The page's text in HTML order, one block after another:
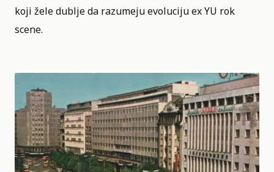
koji žele dublje da razumeju evoluciju ex YU rok
scene.